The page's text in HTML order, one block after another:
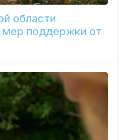
области
поддержки от